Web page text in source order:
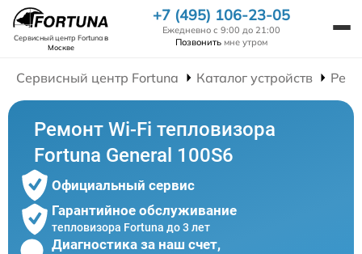
Сервисный центр Fortunaв
Москве
+7 (495) 106-23-05
Ежедневно с 9:00 до 21:00
Позвонить мне утром
Сервисный центр Fortuna Каталог устройств
Ремонт Wi-Fi тепловизора
Fortuna General 100S6
Официальный сервис
Гарантийное обслуживание
тепловизора Fortuna до 3 лет
Диагностика за наш счет,